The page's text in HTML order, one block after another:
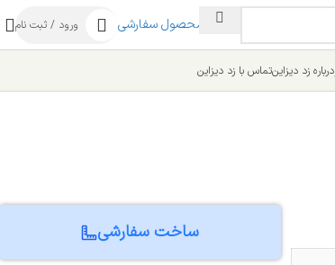
ساخت محصول سفارشی ورود / ثبت نام
درباره زد دیزاینتماس با زد دیزاین
ساخت سفارشی